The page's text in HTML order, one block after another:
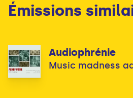
Émissions
Audiophrénie
Music madness